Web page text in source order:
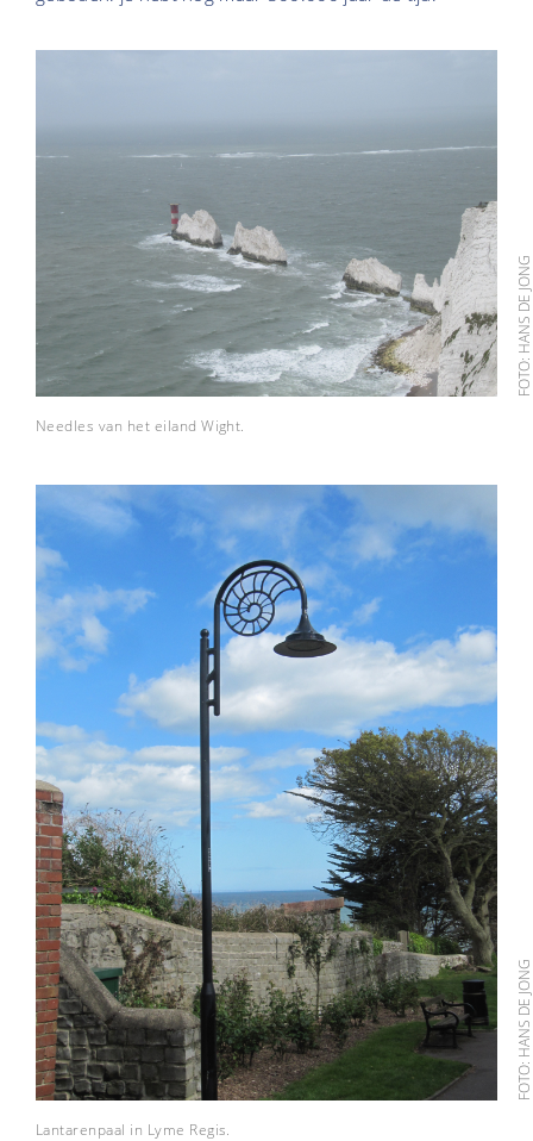
FOTO: HANS DE JONG
Needles van het eiland Wight.
FOTO: HANS DE JONG
Lantarenpaal in Lyme Regis.